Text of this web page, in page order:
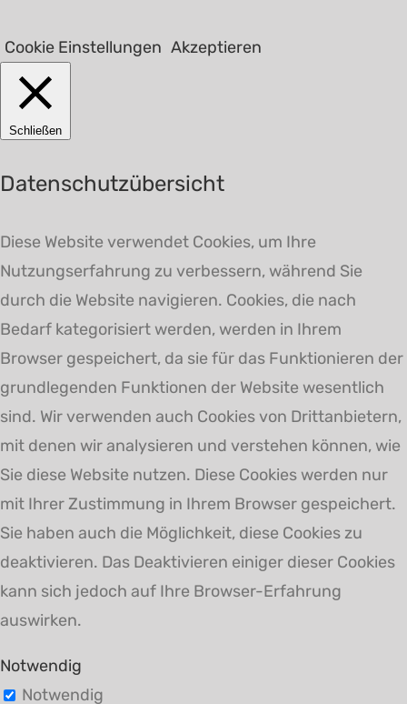
Cookie Einstellungen Akzeptieren
Schließen
Datenschutzübersicht
Diese Website verwendet Cookies, um Ihre
Nutzungserfahrung zu verbessern, während Sie
durch die Website navigieren. Cookies, die nach
Bedarf kategorisiert werden, werden in Ihrem
Browser gespeichert, da sie für das Funktionieren der
grundlegenden Funktionen der Website wesentlich
sind. Wir verwenden auch Cookies von Drittanbietern,
mit denen wir analysieren und verstehen können, wie
Sie diese Website nutzen. Diese Cookies werden nur
mit Ihrer Zustimmung in Ihrem Browser gespeichert.
Sie haben auch die Möglichkeit, diese Cookies zu
deaktivieren. Das Deaktivieren einiger dieser Cookies
kann sich jedoch auf Ihre Browser-Erfahrung
auswirken.
Notwendig
Notwendig